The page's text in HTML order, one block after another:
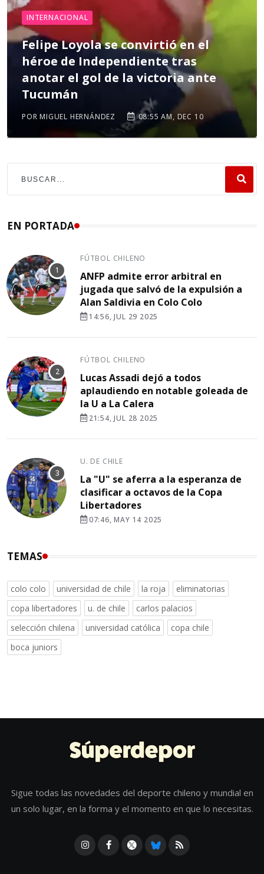
INTERNACIONAL
Felipe Loyola se convirtió en el
héroe de Independiente tras
anotar el gol de la victoria ante
Tucumán
POR MIGUEL HERNÁNDEZ 08:55 AM, DEC 10
EN PORTADA
FÚTBOL CHILENO
ANFP admite error arbitral en
jugada que salvó de la expulsión a
Alan Saldivia en Colo Colo
14:56, JUL 29 2025
FÚTBOL CHILENO
Lucas Assadi dejó a todos
aplaudiendo en notable goleada de
la U a La Calera
21:54, JUL 28 2025
U. DE CHILE
La "U" se aferra a la esperanza de
clasificar a octavos de la Copa
Libertadores
07:46, MAY 14 2025
TEMAS
colo colo universidad de chile la roja
eliminatorias
copa libertadores
u. de chile
carlos palacios
selección chilena
universidad católica
copa chile
boca juniors
Sigue todas las novedades del deporte chileno y mundial en
un solo lugar, en la forma y el momento en que lo necesitas.